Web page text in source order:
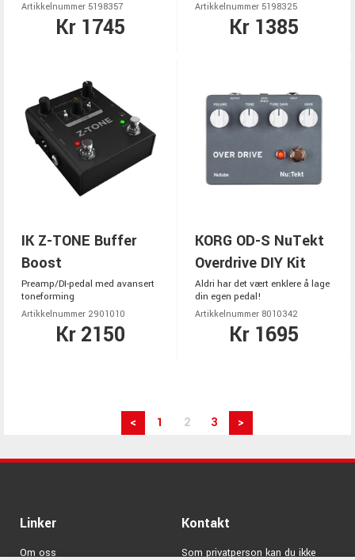
Artikkelnummer 5198357
Kr 1745
Artikkelnummer 5198325
Kr 1385
IK Z-TONE Buffer
Boost
Preamp/DI-pedal med avansert
toneforming
Artikkelnummer 2901010
Kr 2150
KORG OD-S NuTekt
Overdrive DIY Kit
Aldri har det vært enklere å lage
din egen pedal!
Artikkelnummer 8010342
Kr 1695
< 1 2 3 >
Linker
Om oss
Kontakt
Som privatperson kan du ikke